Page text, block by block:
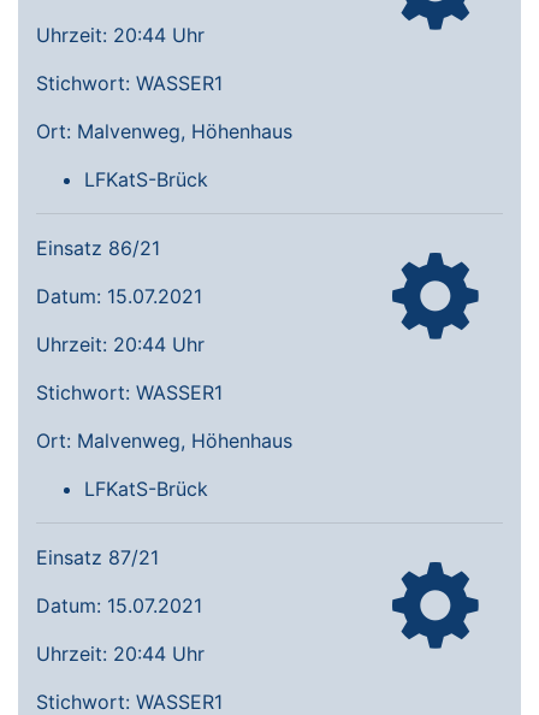
Uhrzeit: 20:44 Uhr
Stichwort: WASSER1
Ort: Malvenweg, Höhenhaus
LFKatS-Brück
Einsatz 86/21
Datum: 15.07.2021
Uhrzeit: 20:44 Uhr
Stichwort: WASSER1
Ort: Malvenweg, Höhenhaus
LFKatS-Brück
Einsatz 87/21
Datum: 15.07.2021
Uhrzeit: 20:44 Uhr
Stichwort: WASSER1